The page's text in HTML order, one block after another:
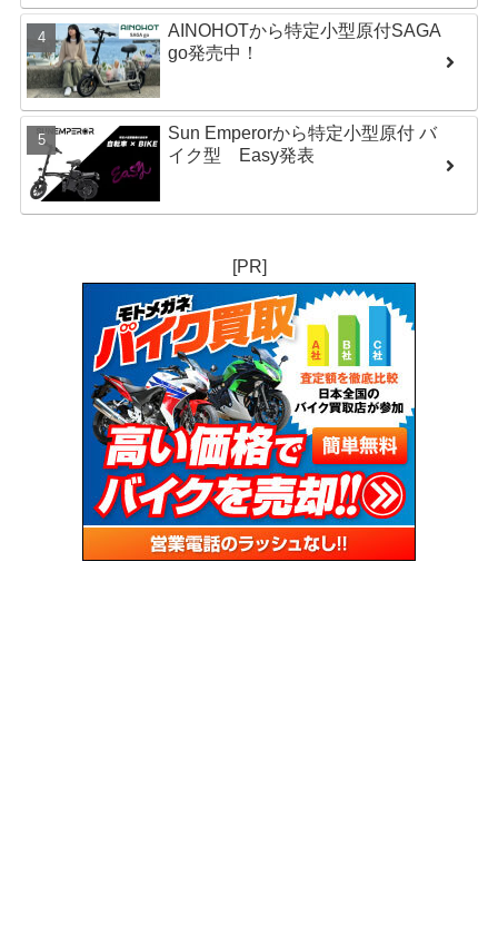
AINOHOTから特定小型原付SAGA
go発売中！
Sun Emperorから特定小型原付 バ
イク型 Easy発表
[PR]